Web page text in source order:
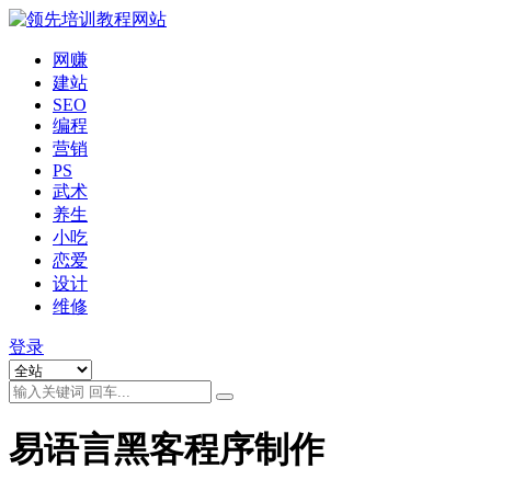
网赚
建站
SEO
编程
营销
PS
武术
养生
小吃
恋爱
设计
维修
登录
易语言黑客程序制作